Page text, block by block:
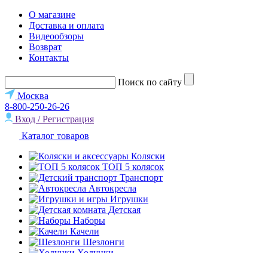
О магазине
Доставка и оплата
Видеообзоры
Возврат
Контакты
Поиск по сайту
Москва
8-800-250-26-26
Вход / Регистрация
Каталог товаров
Коляски
ТОП 5 колясок
Транспорт
Автокресла
Игрушки
Детская
Наборы
Качели
Шезлонги